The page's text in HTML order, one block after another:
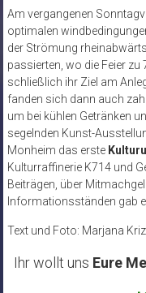
Am vergangenen
optimalen
der Strömung
passierten, wo die Feier zu
schließlich ihr Ziel am
fanden sich dann auch
um bei kühlen Getränken
segelnden Kunst-
Monheim das erste
Kulturraffinerie K714 und
Beiträgen, über
Informationsständen gab
Text und Foto: Marjana
Ihr wollt uns Eure